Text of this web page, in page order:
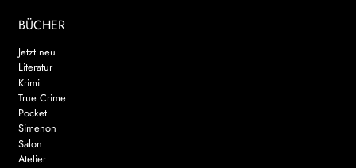
BÜCHER
Jetzt neu
Literatur
Krimi
True Crime
Pocket
Simenon
Salon
Atelier